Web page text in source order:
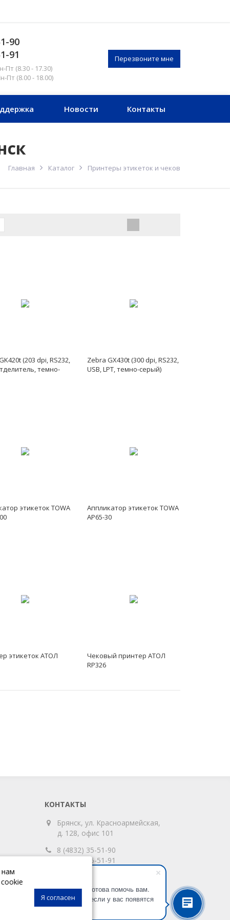
Здравствуйте! Готова помочь вам.
Напишите мне, если у вас появятся
вопросы.
90
91
(8.30 - 17.30)
Пт (8.00 - 18.00)
Перезвоните мне
Новости Контакты
Главная Каталог Принтеры этикеток и чеков
(203 dpi, RS232,
темно-
Zebra GX430t (300 dpi, RS232,
USB, LPT, темно-серый)
этикеток TOWA
Аппликатор этикеток TOWA
AP65-30
этикеток АТОЛ
Чековый принтер АТОЛ
RP326
КОНТАКТЫ
Брянск, ул. Красноармейская,
д. 128, офис 101
8 (4832) 35-51-90
8 (4832) 35-51-91
Я согласен